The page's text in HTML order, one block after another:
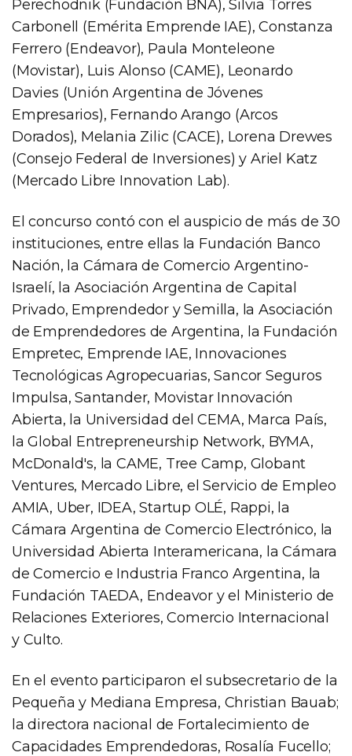
Perechodnik (Fundación BNA), Silvia Torres
Carbonell (Emérita Emprende IAE), Constanza
Ferrero (Endeavor), Paula Monteleone
(Movistar), Luis Alonso (CAME), Leonardo
Davies (Unión Argentina de Jóvenes
Empresarios), Fernando Arango (Arcos
Dorados), Melania Zilic (CACE), Lorena Drewes
(Consejo Federal de Inversiones) y Ariel Katz
(Mercado Libre Innovation Lab).
El concurso contó con el auspicio de más de 30
instituciones, entre ellas la Fundación Banco
Nación, la Cámara de Comercio Argentino-
Israelí, la Asociación Argentina de Capital
Privado, Emprendedor y Semilla, la Asociación
de Emprendedores de Argentina, la Fundación
Empretec, Emprende IAE, Innovaciones
Tecnológicas Agropecuarias, Sancor Seguros
Impulsa, Santander, Movistar Innovación
Abierta, la Universidad del CEMA, Marca País,
la Global Entrepreneurship Network, BYMA,
McDonald's, la CAME, Tree Camp, Globant
Ventures, Mercado Libre, el Servicio de Empleo
AMIA, Uber, IDEA, Startup OLÉ, Rappi, la
Cámara Argentina de Comercio Electrónico, la
Universidad Abierta Interamericana, la Cámara
de Comercio e Industria Franco Argentina, la
Fundación TAEDA, Endeavor y el Ministerio de
Relaciones Exteriores, Comercio Internacional
y Culto.
En el evento participaron el subsecretario de la
Pequeña y Mediana Empresa, Christian Bauab;
la directora nacional de Fortalecimiento de
Capacidades Emprendedoras, Rosalía Fucello;